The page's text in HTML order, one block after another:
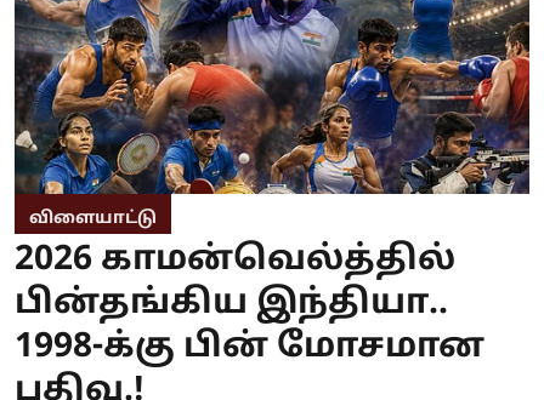
விளையாட்டு
2026 காமன்வெல்த்தில்
பின்தங்கிய இந்தியா..
1998-க்கு பின் மோசமான
பதிவு.!